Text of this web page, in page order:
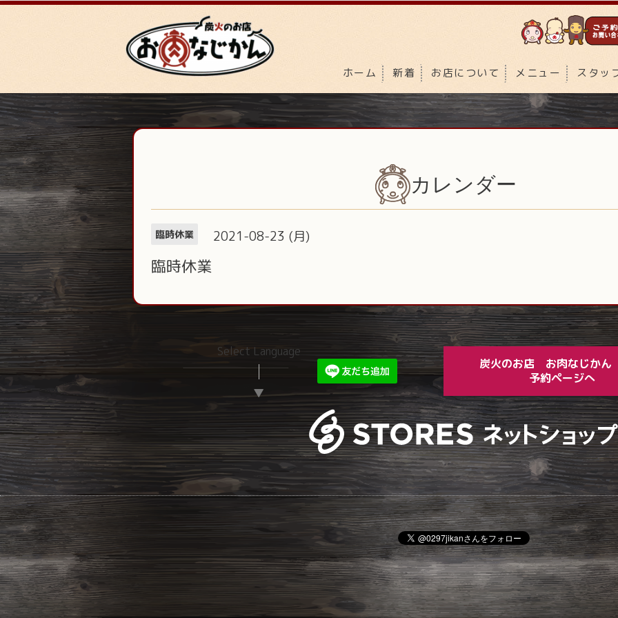
ホーム 新着 お店について メニュー スタッ
カレンダー
臨時休業 2021-08-23 (月)
臨時休業
Select Language
▼
炭火のお店 お肉な
予約ページへ